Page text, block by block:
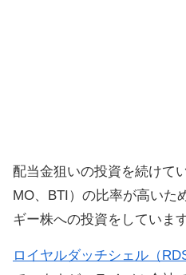
配当金狙いの投資を続けて
MO、BTI）の比率が高いた
ギー株への投資をしています
ロイヤルダッチシェル（